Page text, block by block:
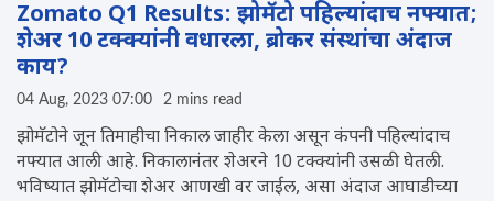
Zomato Q1 Results: झोमॅटो पहिल्यांदाच नफ्यात;
शेअर 10 टक्क्यांनी वधारला, ब्रोकर संस्थांचा अंदाज
काय?
04 Aug, 2023 07:00 2 mins read
झोमॅटोने जून तिमाहीचा निकाल जाहीर केला असून कंपनी पहिल्यांदाच
नफ्यात आली आहे. निकालानंतर शेअरने 10 टक्क्यांनी उसळी घेतली.
भविष्यात झोमॅटोचा शेअर आणखी वर जाईल, असा अंदाज आघाडीच्या